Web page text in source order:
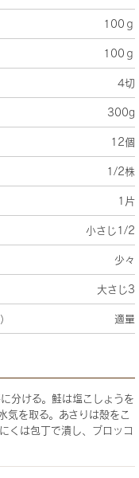
100ｇ
100ｇ
4切
300g
12個
1/2株
1片
小さじ1/2
少々
大さじ3
適量
分ける。鮭は塩こしょうを
気を取る。あさりは殻をこ
くは包丁で潰し、ブロッコ